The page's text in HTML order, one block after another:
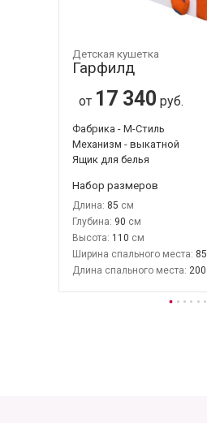
Детская кушетка
Гарфилд
от 17 340 руб.
Фабрика - М-Стиль
Механизм - выкатной
Ящик для белья
Набор размеров
Длина: 85
Глубина: 90
Высота: 110
Ширина спального места: 85
Длина спального места: 200